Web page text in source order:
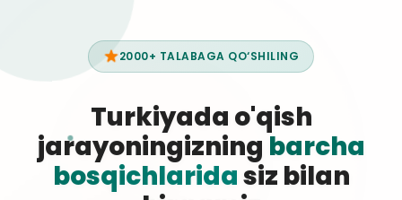
2000+ TALABAGA QO‘SHILING
Turkiyada o'qish
jarayoningizning barcha
bosqichlaridasiz bilan